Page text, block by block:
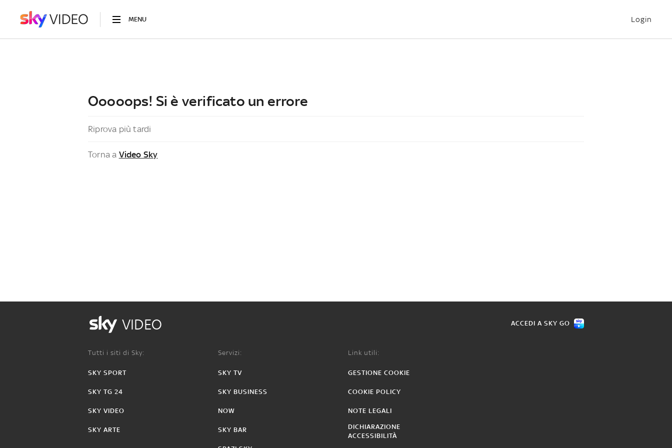
MENU Login
Ooooops! Si è verificato un errore
Riprova più tardi
Torna a Video Sky
VIDEO ACCEDI A SKY GO
Tutti i siti di Sky:
SKY SPORT
SKY TG 24
SKY VIDEO
SKY ARTE
Servizi:
SKY TV
SKY BUSINESS
NOW
SKY BAR
Link utili:
GESTIONE COOKIE
COOKIE POLICY
NOTE LEGALI
DICHIARAZIONE
ACCESSIBILITÀ